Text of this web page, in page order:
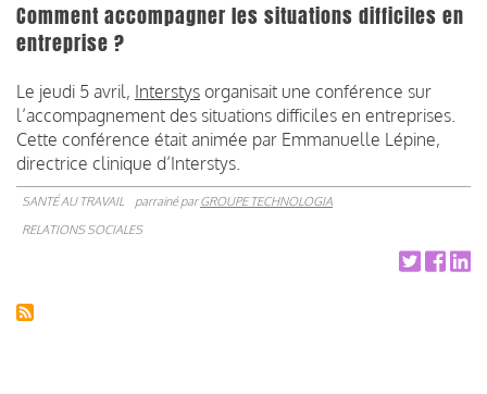
Comment accompagner les situations difficiles en
entreprise ?
Le jeudi 5 avril, Interstys organisait une conférence sur
l’accompagnement des situations difficiles en entreprises.
Cette conférence était animée par Emmanuelle Lépine,
directrice clinique d’Interstys.
SANTÉ AU TRAVAIL parrainé parGROUPE TECHNOLOGIA
RELATIONS SOCIALES